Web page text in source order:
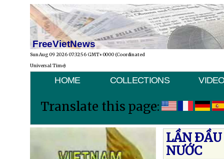
FreeVietNews
Sun Aug 09 2026 07:32:56 GMT+0000 (Coordinated
Universal Time)
HOME COLLECTIONS
Translate this page:
LẦN
NƯỚC